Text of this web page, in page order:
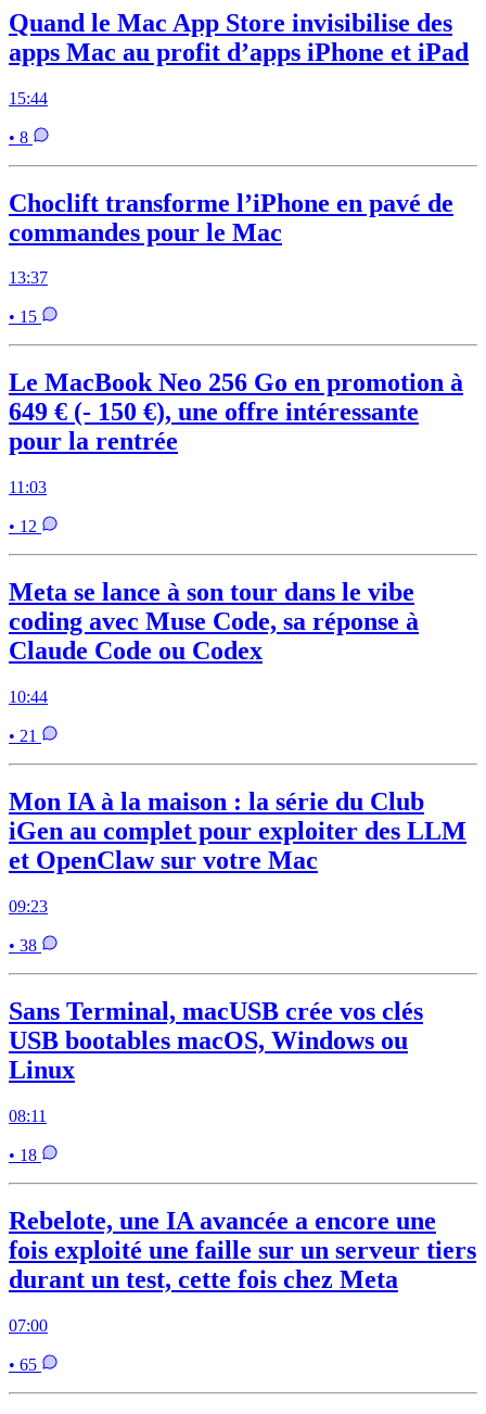
Quand le Mac App Store invisibilise des
apps Mac au profit d’apps iPhone et iPad
15:44
• 8
Choclift transforme l’iPhone en pavé de
commandes pour le Mac
13:37
• 15
Le MacBook Neo 256 Go en promotion à
649 € (- 150 €), une offre intéressante
pour la rentrée
11:03
• 12
Meta se lance à son tour dans le vibe
coding avec Muse Code, sa réponse à
Claude Code ou Codex
10:44
• 21
Mon IA à la maison : la série du Club
iGen au complet pour exploiter des LLM
et OpenClaw sur votre Mac
09:23
• 38
Sans Terminal, macUSB crée vos clés
USB bootables macOS, Windows ou
Linux
08:11
• 18
Rebelote, une IA avancée a encore une
fois exploité une faille sur un serveur tiers
durant un test, cette fois chez Meta
07:00
• 65